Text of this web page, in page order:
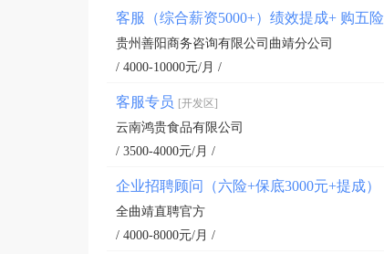
客服（综合薪资5000+）绩效提成+ 购五险
贵州善阳商务咨询有限公司曲靖分公司
/ 4000-10000元/月 /
客服专员 [开发区]
云南鸿贵食品有限公司
/ 3500-4000元/月 /
企业招聘顾问（六险+保底3000元+提成）
全曲靖直聘官方
/ 4000-8000元/月 /